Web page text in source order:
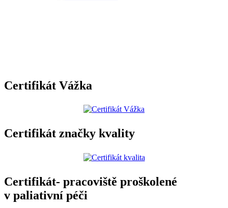
Certifikát Vážka
Certifikát značky kvality
Certifikát- pracoviště proškolené
v paliativní péči